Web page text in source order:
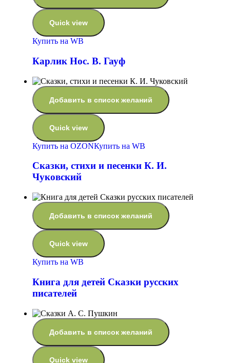
Quick view
Купить на WB
Карлик Нос. В. Гауф
Добавить в список желаний
Quick view
Купить на OZONКупить на WB
Сказки, стихи и песенки К. И.
Чуковский
Добавить в список желаний
Quick view
Купить на WB
Книга для детей Сказки русских
писателей
Добавить в список желаний
Quick view